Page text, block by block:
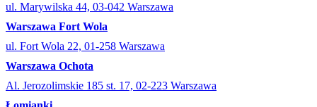
ul. Marywilska 44, 03-042 Warszawa
Warszawa Fort Wola
ul. Fort Wola 22, 01-258 Warszawa
Warszawa Ochota
Al. Jerozolimskie 185 st. 17, 02-223 Warszawa